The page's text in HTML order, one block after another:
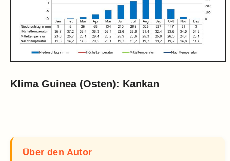
Klima Guinea (Osten): Kankan
Über den Autor